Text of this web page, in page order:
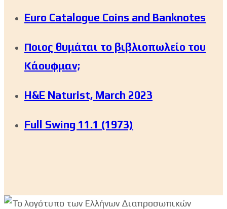
Euro Catalogue Coins and Banknotes
Ποιος θυμάται το βιβλιοπωλείο του
Κάουφμαν;
H&E Naturist, March 2023
Full Swing 11.1 (1973)